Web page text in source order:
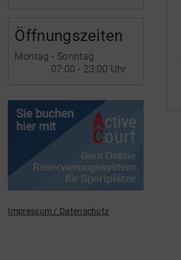
Öffnungszeiten
Montag - Sonntag
07:00 - 23:00 Uhr
Impressum / Datenschutz